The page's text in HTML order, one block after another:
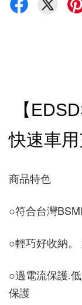
【
快速車
商品特色
○符合台灣
○輕巧好收納。
○過電流保護.
保護